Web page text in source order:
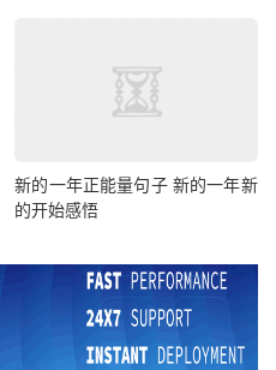
新的一年正能量句子 新的一年新
的开始感悟